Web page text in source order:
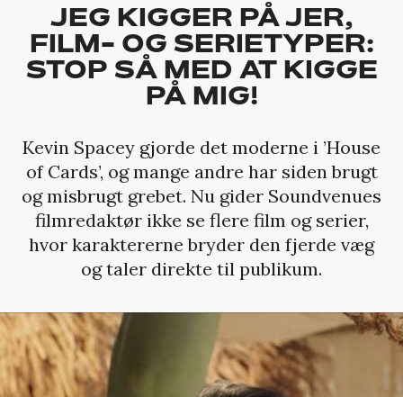
JEG KIGGER PÅ JER,
FILM- OG SERIETYPER:
STOP SÅ MED AT KIGGE
PÅ MIG!
Kevin Spacey gjorde det moderne i ’House
of Cards’, og mange andre har siden brugt
og misbrugt grebet. Nu gider Soundvenues
filmredaktør ikke se flere film og serier,
hvor karaktererne bryder den fjerde væg
og taler direkte til publikum.